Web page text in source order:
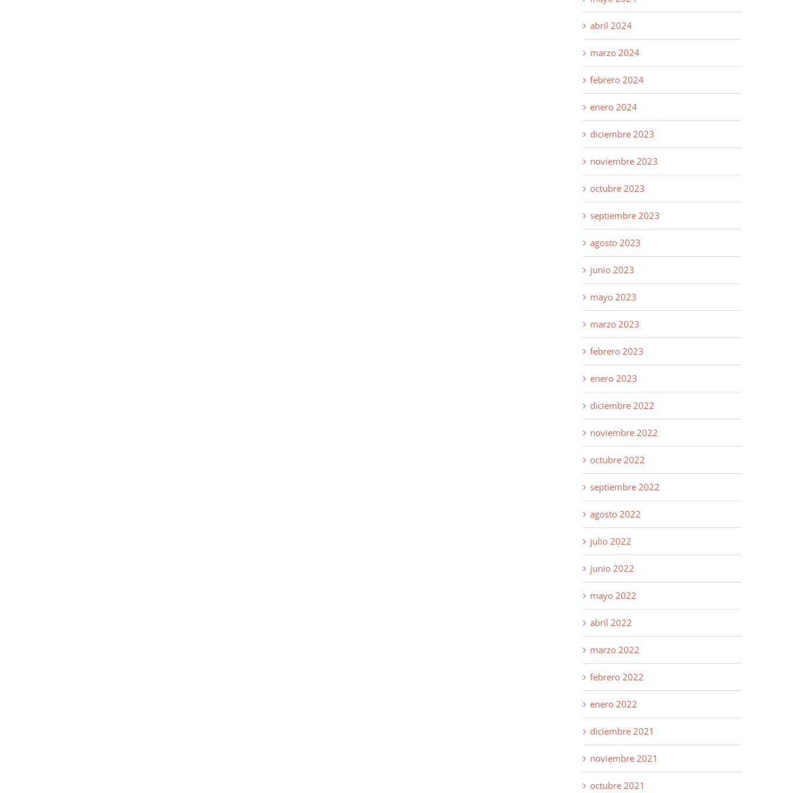
abril 2024
marzo 2024
febrero 2024
enero 2024
diciembre 2023
noviembre 2023
octubre 2023
septiembre 2023
agosto 2023
junio 2023
mayo 2023
marzo 2023
febrero 2023
enero 2023
diciembre 2022
noviembre 2022
octubre 2022
septiembre 2022
agosto 2022
julio 2022
junio 2022
mayo 2022
abril 2022
marzo 2022
febrero 2022
enero 2022
diciembre 2021
noviembre 2021
octubre 2021